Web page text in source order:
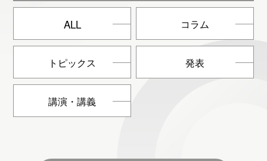
ALL コラム
トピックス 発表
講演・講義